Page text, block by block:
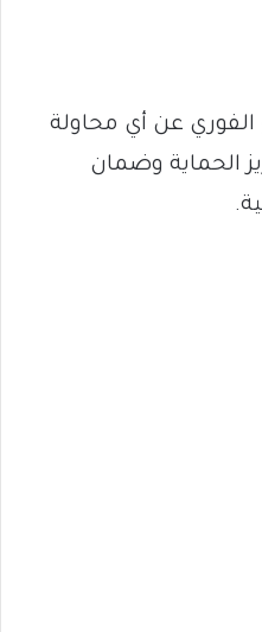
الفوري عن أي محاولة
الحماية وضمان